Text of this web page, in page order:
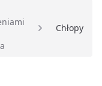
Chłopy